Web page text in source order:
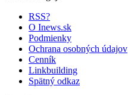
RSS?
O Inews.sk
Podmienky
Ochrana osobných údajov
Cenník
Linkbuilding
Spätný odkaz